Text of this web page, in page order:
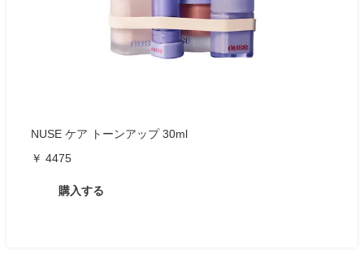
NUSE ケア トーンアップ 30ml
￥ 4475
購入する